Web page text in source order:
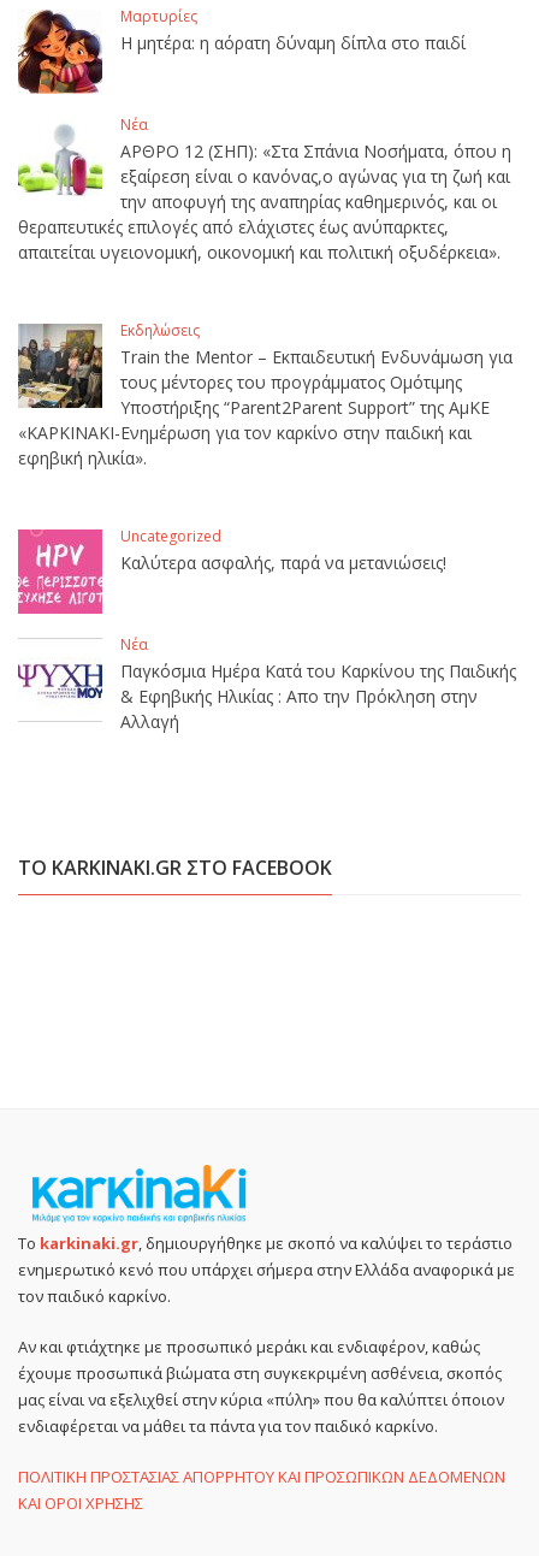
Μαρτυρίες
Η μητέρα: η αόρατη δύναμη δίπλα στο παιδί
Νέα
ΑΡΘΡΟ 12 (ΣΗΠ): «Στα Σπάνια Νοσήματα, όπου η
εξαίρεση είναι ο κανόνας,ο αγώνας για τη ζωή και
την αποφυγή της αναπηρίας καθημερινός, και οι
θεραπευτικές επιλογές από ελάχιστες έως ανύπαρκτες,
απαιτείται υγειονομική, οικονομική και πολιτική οξυδέρκεια».
Εκδηλώσεις
Train the Mentor – Εκπαιδευτική Ενδυνάμωση για
τους μέντορες του προγράμματος Ομότιμης
Υποστήριξης “Parent2Parent Support” της ΑμΚΕ
«ΚΑΡΚΙΝΑΚΙ-Ενημέρωση για τον καρκίνο στην παιδική και
εφηβική ηλικία».
Uncategorized
Καλύτερα ασφαλής, παρά να μετανιώσεις!
Νέα
Παγκόσμια Ημέρα Κατά του Καρκίνου της Παιδικής
& Εφηβικής Ηλικίας : Απο την Πρόκληση στην
Αλλαγή
ΤΟ KARKINAKI.GR ΣΤΟ FACEBOOK
Το karkinaki.gr, δημιουργήθηκε με σκοπό να καλύψει το τεράστιο
ενημερωτικό κενό που υπάρχει σήμερα στην Ελλάδα αναφορικά με
τον παιδικό καρκίνο.
Αν και φτιάχτηκε με προσωπικό μεράκι και ενδιαφέρον, καθώς
έχουμε προσωπικά βιώματα στη συγκεκριμένη ασθένεια, σκοπός
μας είναι να εξελιχθεί στην κύρια «πύλη» που θα καλύπτει όποιον
ενδιαφέρεται να μάθει τα πάντα για τον παιδικό καρκίνο.
ΠΟΛΙΤΙΚΗ ΠΡΟΣΤΑΣΙΑΣ ΑΠΟΡΡΗΤΟΥ ΚΑΙ ΠΡΟΣΩΠΙΚΩΝ ΔΕΔΟΜΕΝΩΝ
ΚΑΙ ΟΡΟΙ ΧΡΗΣΗΣ